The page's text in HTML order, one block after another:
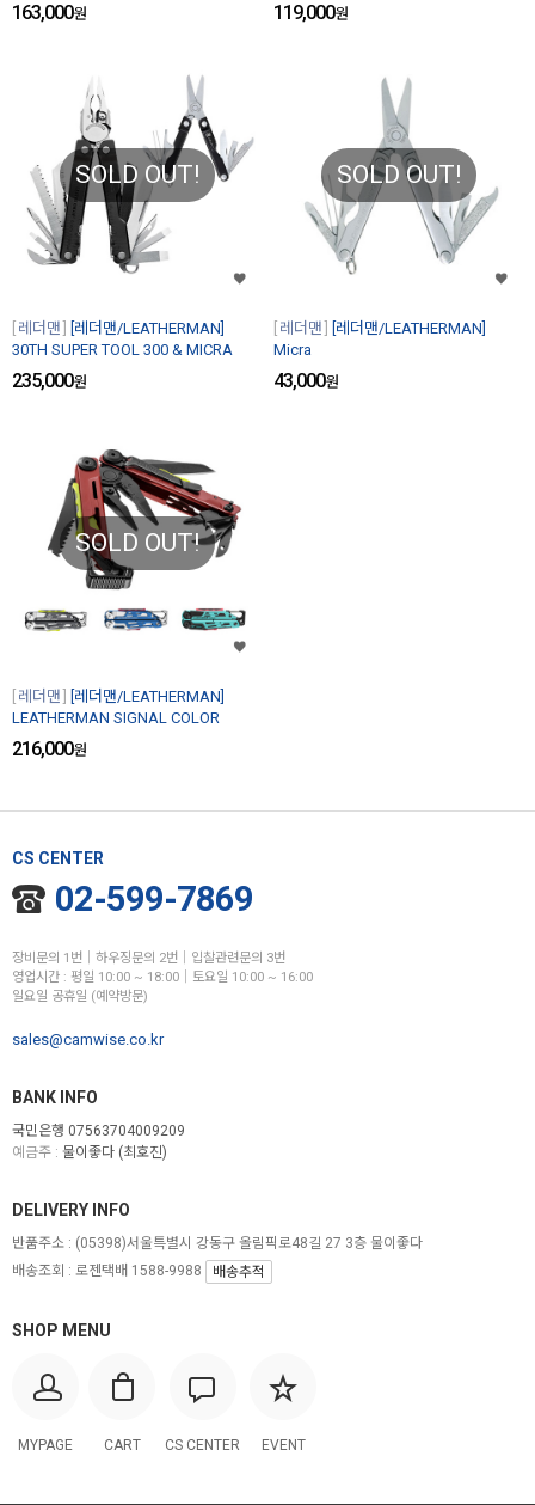
163,000원 119,000원
SOLD OUT!
레더맨
[레더맨/LEATHERMAN]
30TH SUPER TOOL 300 & MICRA
235,000원
SOLD OUT!
레더맨
[레더맨/LEATHERMAN]
Micra
43,000원
SOLD OUT!
레더맨
[레더맨/LEATHERMAN]
LEATHERMAN SIGNAL COLOR
216,000원
CS CENTER
02-599-7869
장비문의 1번│하우징문의 2번│입찰관련문의 3번
영업시간 : 평일 10:00 ~ 18:00│토요일 10:00 ~ 16:00
일요일 공휴일 (예약방문)
sales@camwise.co.kr
BANK INFO
국민은행 07563704009209
예금주 : 물이좋다 (최호진)
SHOP MENU
MYPAGE CART CS CENTER EVENT
DELIVERY INFO
반품주소 : (05398)서울특별시 강동구 올림픽로48길 27 3층 물이좋다
배송조회 : 로젠택배 1588-9988
배송추적